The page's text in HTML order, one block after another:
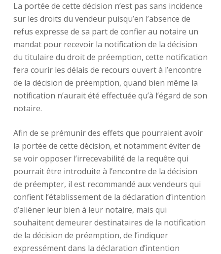
La portée de cette décision n’est pas sans incidence
sur les droits du vendeur puisqu’en l’absence de
refus expresse de sa part de confier au notaire un
mandat pour recevoir la notification de la décision
du titulaire du droit de préemption, cette notification
fera courir les délais de recours ouvert à l’encontre
de la décision de préemption, quand bien même la
notification n’aurait été effectuée qu’à l’égard de son
notaire.
Afin de se prémunir des effets que pourraient avoir
la portée de cette décision, et notamment éviter de
se voir opposer l’irrecevabilité de la requête qui
pourrait être introduite à l’encontre de la décision
de préempter, il est recommandé aux vendeurs qui
confient l’établissement de la déclaration d’intention
d’aliéner leur bien à leur notaire, mais qui
souhaitent demeurer destinataires de la notification
de la décision de préemption, de l’indiquer
expressément dans la déclaration d’intention